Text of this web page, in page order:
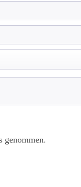
genommen.